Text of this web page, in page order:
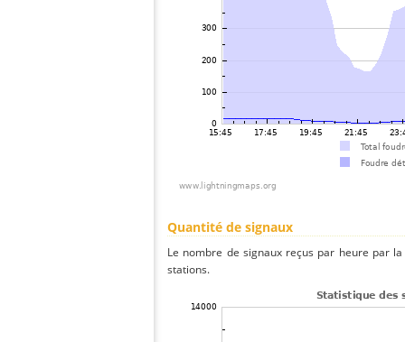
Quantité de signaux
Le nombre de signaux reçus par heure par
stations.